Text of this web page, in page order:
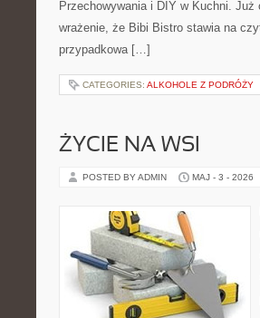
Przechowywania i DIY w Kuchni.
wrażenie, że Bibi Bistro stawia na
przypadkowa […]
CATEGORIES: ALKOHOLE Z PODRÓŻY
ŻYCIE NA WSI
POSTED BY ADMIN MAJ - 3 - 2026